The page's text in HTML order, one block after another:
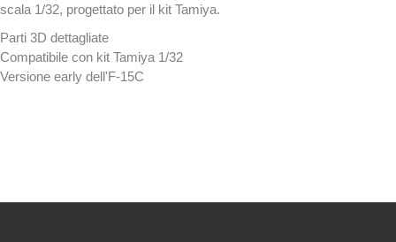
scala 1/32, progettato per il kit Tamiya.
Parti 3D dettagliate
Compatibile con kit Tamiya 1/32
Versione early dell'F-15C